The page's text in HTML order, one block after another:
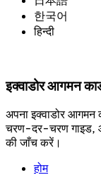
한국어
हिन्दी
इक्वाडोर आगमन
अपना इक्वाडोर आगमन
चरण-दर-चरण गाइड,
की जाँच करें।
होम